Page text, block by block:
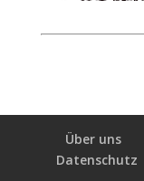
Über uns
Datenschutz